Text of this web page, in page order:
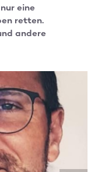
eine
retten.
andere